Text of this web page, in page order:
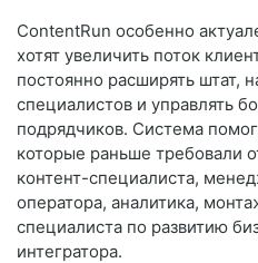
ContentRun особенно
хотят увеличить поток
постоянно расширять штат,
специалистов и управлять
подрядчиков. Система
которые раньше требовали
контент-специалиста,
оператора, аналитика,
специалиста по развитию
интегратора.